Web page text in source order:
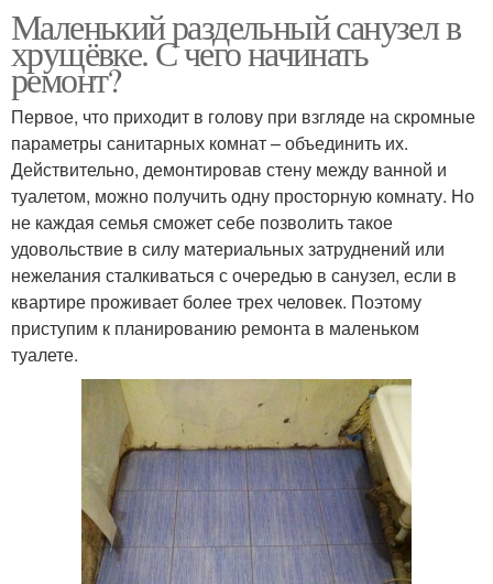
Маленький раздельный санузел в
хрущёвке. С чего начинать
ремонт?
Первое, что приходит в голову при взгляде на скромные
параметры санитарных комнат – объединить их.
Действительно, демонтировав стену между ванной и
туалетом, можно получить одну просторную комнату. Но
не каждая семья сможет себе позволить такое
удовольствие в силу материальных затруднений или
нежелания сталкиваться с очередью в санузел, если в
квартире проживает более трех человек. Поэтому
приступим к планированию ремонта в маленьком
туалете.